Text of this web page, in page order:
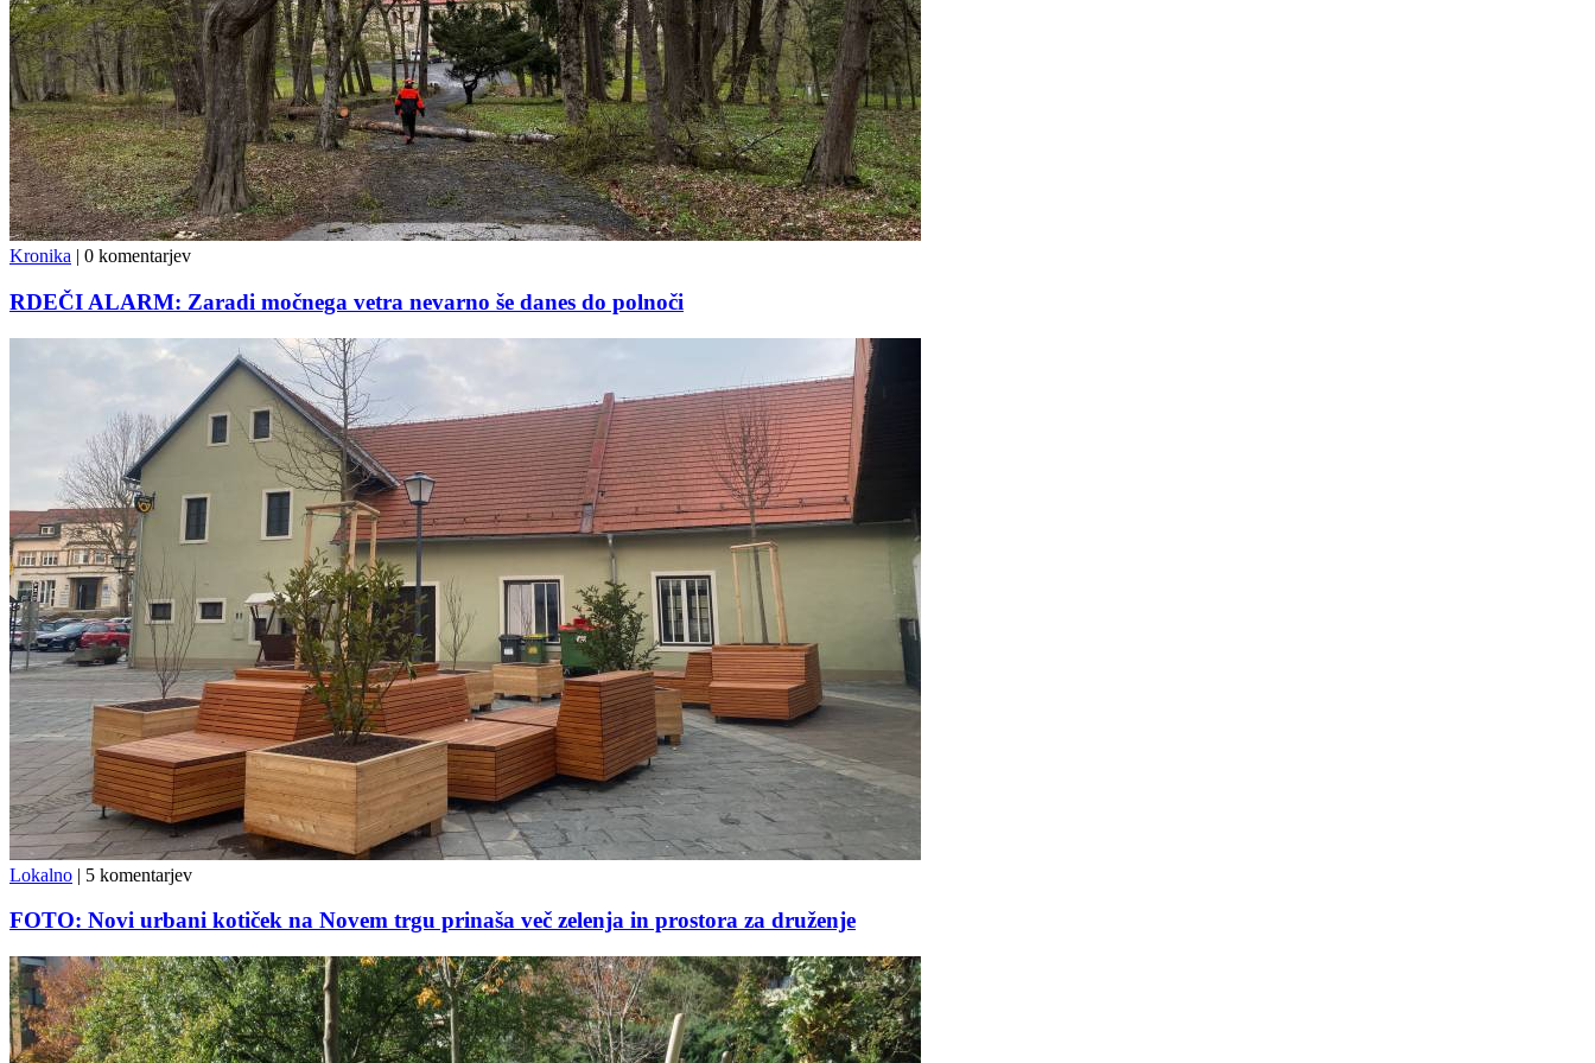
Kronika | 0 komentarjev
RDEČI ALARM: Zaradi močnega vetra nevarno še danes do polnoči
Lokalno | 5 komentarjev
FOTO: Novi urbani kotiček na Novem trgu prinaša več zelenja in prostora za druženje